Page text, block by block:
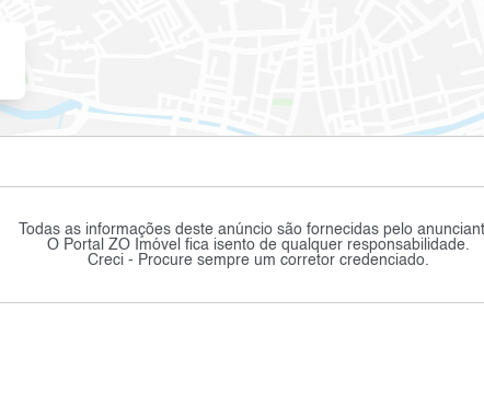
Todas as informações deste anúncio são fornecidas pelo
O Portal ZO Imóvel fica isento de qualquer responsabilidade.
Creci - Procure sempre um corretor credenciado.